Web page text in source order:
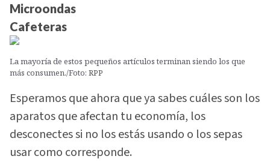
Microondas
Cafeteras
La mayoría de estos pequeños artículos terminan siendo los que
más consumen./Foto: RPP
Esperamos que ahora que ya sabes cuáles son los
aparatos que afectan tu economía, los
desconectes si no los estás usando o los sepas
usar como corresponde.